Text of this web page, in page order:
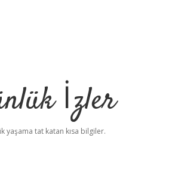
İzler
yaşama tat katan kısa bilgiler.